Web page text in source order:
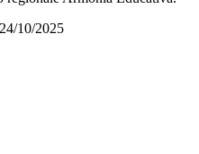
10/2025